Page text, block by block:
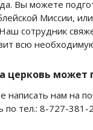
Вы можете
Миссии,
сотрудник
всю
церковь может
написать нам на
по тел.: 8-727-381-